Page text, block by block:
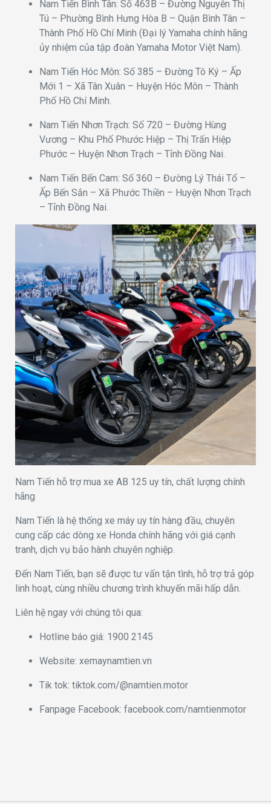
Nam Tiến Bình Tân: Số 463B – Đường Nguyễn Thị
Tú – Phường Bình Hưng Hòa B – Quận Bình Tân –
Thành Phố Hồ Chí Minh (Đại lý Yamaha chính hãng
ủy nhiệm của tập đoàn Yamaha Motor Việt Nam).
Nam Tiến Hóc Môn: Số 385 – Đường Tô Ký – Ấp
Mới 1 – Xã Tân Xuân – Huyện Hóc Môn – Thành
Phố Hồ Chí Minh.
Nam Tiến Nhơn Trạch: Số 720 – Đường Hùng
Vương – Khu Phố Phước Hiệp – Thị Trấn Hiệp
Phước – Huyện Nhơn Trạch – Tỉnh Đồng Nai.
Nam Tiến Bến Cam: Số 360 – Đường Lý Thái Tổ –
Ấp Bến Sắn – Xã Phước Thiền – Huyện Nhơn Trạch
– Tỉnh Đồng Nai.
Nam Tiến hỗ trợ mua xe AB 125 uy tín, chất lượng chính
hãng
Nam Tiến là hệ thống xe máy uy tín hàng đầu, chuyên
cung cấp các dòng xe Honda chính hãng với giá cạnh
tranh, dịch vụ bảo hành chuyên nghiệp.
Đến Nam Tiến, bạn sẽ được tư vấn tận tình, hỗ trợ trả góp
linh hoạt, cùng nhiều chương trình khuyến mãi hấp dẫn.
Liên hệ ngay với chúng tôi qua:
Hotline báo giá: 1900 2145
Website: xemaynamtien.vn
Tik tok: tiktok.com/@namtien.motor
Fanpage Facebook: facebook.com/namtienmotor